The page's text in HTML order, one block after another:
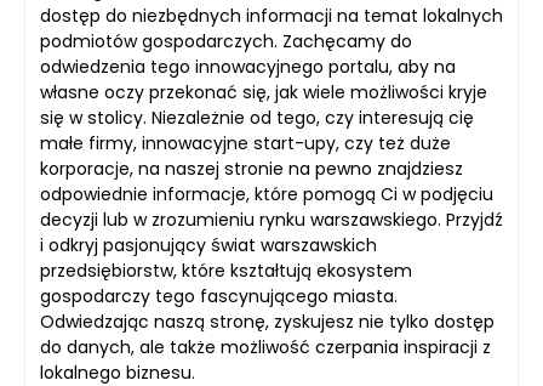
dostęp do niezbędnych informacji na temat lokalnych
podmiotów gospodarczych. Zachęcamy do
odwiedzenia tego innowacyjnego portalu, aby na
własne oczy przekonać się, jak wiele możliwości kryje
się w stolicy. Niezależnie od tego, czy interesują cię
małe firmy, innowacyjne start-upy, czy też duże
korporacje, na naszej stronie na pewno znajdziesz
odpowiednie informacje, które pomogą Ci w podjęciu
decyzji lub w zrozumieniu rynku warszawskiego. Przyjdź
i odkryj pasjonujący świat warszawskich
przedsiębiorstw, które kształtują ekosystem
gospodarczy tego fascynującego miasta.
Odwiedzając naszą stronę, zyskujesz nie tylko dostęp
do danych, ale także możliwość czerpania inspiracji z
lokalnego biznesu.